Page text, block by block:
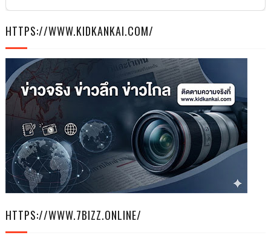
HTTPS://WWW.KIDKANKAI.COM/
HTTPS://WWW.7BIZZ.ONLINE/